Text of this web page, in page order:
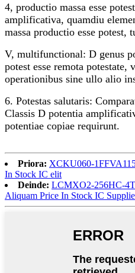
4, productio massa esse
amplificativa, quamdiu
massa productio esse potest,
V, multifunctional: D genus
potest esse remota
operationibus sine ullo alio
6. Potestas salutaris:
Classis D potentia
potentiae copiae requirunt.
Priora: XCKU060-
In Stock IC elit
Deinde: LCMXO2-256HC-
Aliquam Price In Stock IC